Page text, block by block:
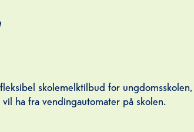
skolemelktilbud for
ha fra vendingautomater på skolen.